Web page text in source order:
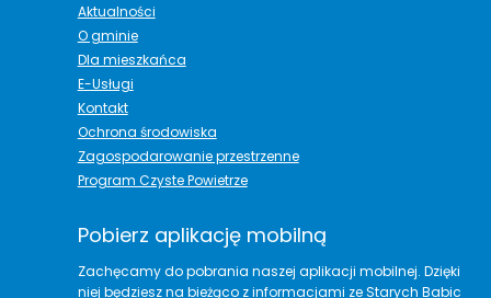
Aktualności
O gminie
Dla mieszkańca
E-Usługi
Kontakt
Ochrona środowiska
Zagospodarowanie przestrzenne
Program Czyste Powietrze
Pobierz aplikację mobilną
Zachęcamy do pobrania naszej aplikacji mobilnej. Dzięki
niej będziesz na bieżąco z informacjami ze Starych Babic